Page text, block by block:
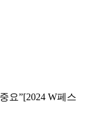
요”[2024 W페스